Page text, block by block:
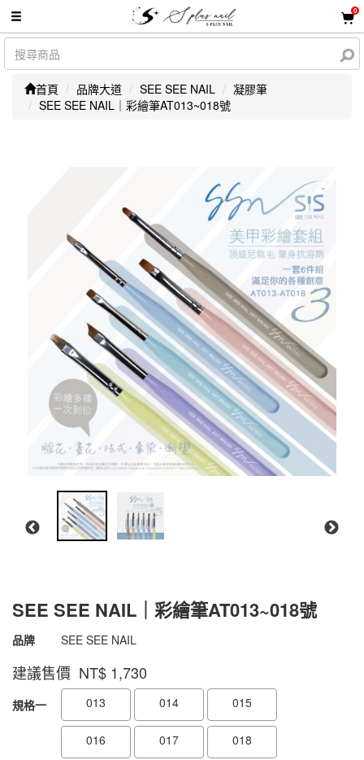
0
首頁 品牌大道 SEE SEE NAIL
凝膠筆
SEE SEE NAIL｜彩繪筆AT013~018號
SEE SEE NAIL｜彩繪筆AT013~018號
商品代號 2200000900210
2200000900210
品牌 SEE SEE NAIL
建議售價 NT$ 1,730
GOODS000000000000000550571
規格一 013 014 015
016 017 018